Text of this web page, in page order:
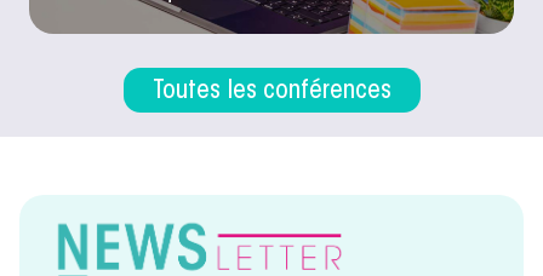
Toutes les conférences